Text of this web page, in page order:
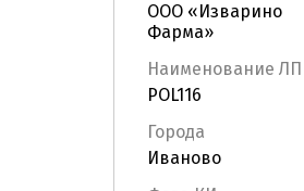
ООО «Изварино
Фарма»
Наименование ЛП
POL116
Города
Иваново